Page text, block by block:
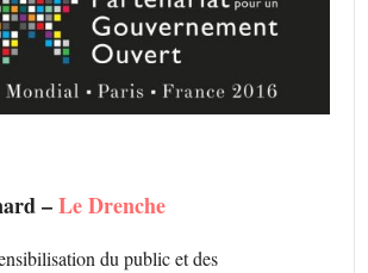
–Le Drenche
du public et des